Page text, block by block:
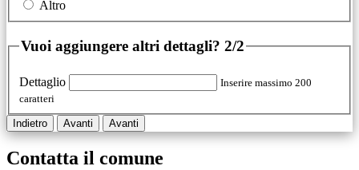
Altro
Vuoi aggiungere altri dettagli? 2/2
Dettaglio
Inserire massimo 200
caratteri
Indietro Avanti Avanti
Contatta il comune